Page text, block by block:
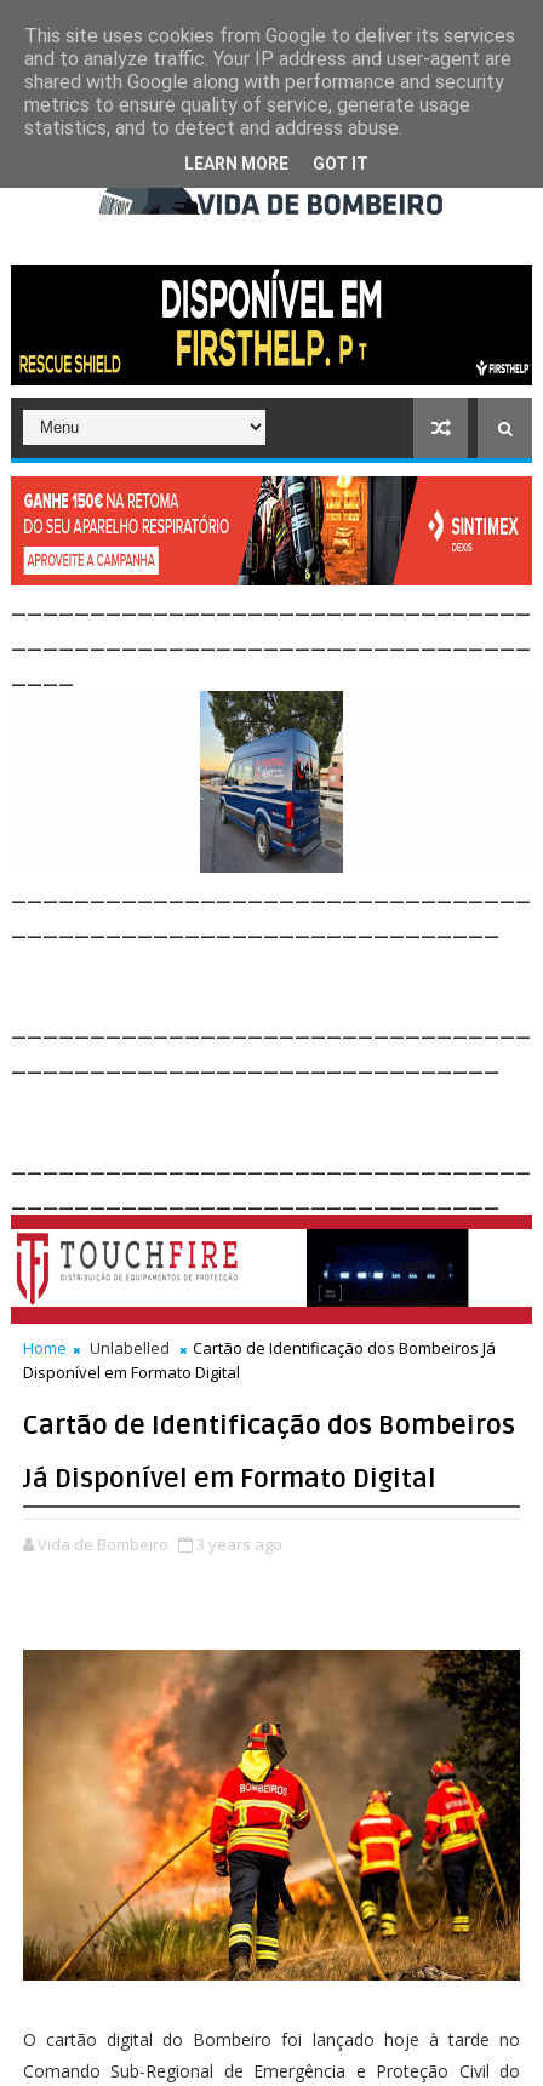
Home Unlabelled
Cartão de Identificação dos Bombeiros Já
Disponível em Formato Digital
Cartão de Identificação dos Bombeiros
Já Disponível em Formato Digital
Vida de Bombeiro 3 years ago
O cartão digital do Bombeiro foi lançado hoje à tarde no
Comando Sub-Regional de Emergência e Proteção Civil do
This site uses cookies from Google to deliver its services
and to analyze traffic. Your IP address and user-agent are
shared with Google along with performance and security
metrics to ensure quality of service, generate usage
statistics, and to detect and address abuse.
LEARN MORE GOT IT